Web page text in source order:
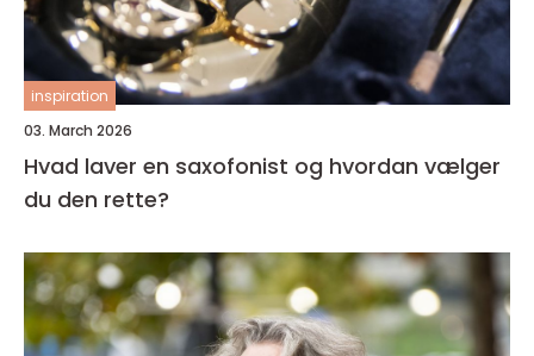
inspiration
03. March 2026
Hvad laver en saxofonist og hvordan vælger
du den rette?